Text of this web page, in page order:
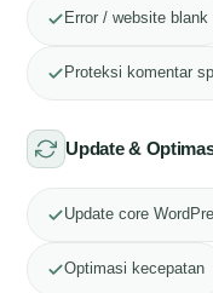
Error / website blank
Proteksi komentar
Update &
Update core
Optimasi kecepatan